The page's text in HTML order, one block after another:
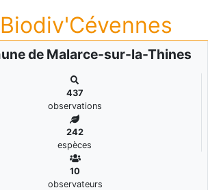
Biodiv'Cévennes
de Malarce-sur-la-Thines
437
observations
242
espèces
10
observateurs